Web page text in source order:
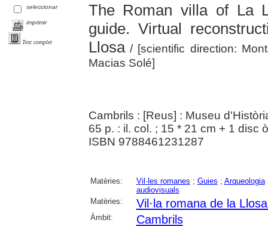
seleccionar
imprimir
Text complet
The Roman villa of La
guide. Virtual
Llosa/ [scientific direction:
Macias Solé]
Cambrils : [Reus] : Museu
65 p. : il. col. ; 15 * 21 cm + 1 disc
ISBN 9788461231287
Matèries: Vil·les romanes ; Guies ; Arqueologia
audiovisuals
Matèries:
Vil·la romana de la
Àmbit: Cambrils